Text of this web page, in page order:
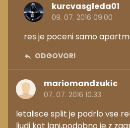
kurcvasgleda01
09. 07. 2016 09.00
res je poceni samo
ODGOVORI
mariomandzukic
07. 07. 2016 10.33
letalisce split je podrlo vse